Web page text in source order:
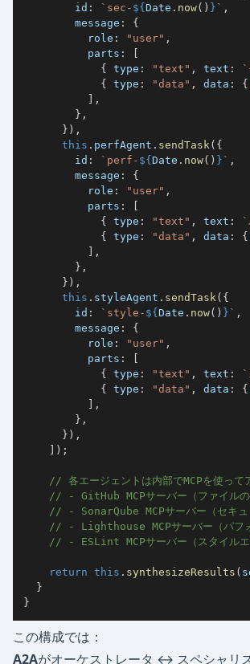
        id
: ` sec- ${Date . now( ) } ` ,
        message
:
{
          role
: "user" ,
          parts
:
[
{ type : "text" , text : `
{ type : "data" , data : {
] ,
} ,
} ) ,
this . perfAgent . sendTask ( {
        id
: ` perf- ${Date . now( ) } ` ,
        message
:
{
          role
: "user" ,
          parts
:
[
{ type : "text" , text : `
{ type : "data" , data : {
] ,
} ,
} ) ,
this . styleAgent . sendTask ( {
        id
: ` style- ${Date . now( ) } ` ,
        message
:
{
          role
: "user" ,
          parts
:
[
{ type : "text" , text : `
{ type : "data" , data : {
] ,
} ,
} ) ,
] ) ;
// 各エージェントは内部でMCPを使って
// - GitHub MCPサーバー（ファイルの
// - SonarQube MCPサーバー（セキュ
// - Lighthouse MCPサーバー（パフォ
// - ESLint MCPサーバー（スタイルエ
return this . synthesizeResults (
}
}
この構成では：
A2Aがオーケストレータ ↔ スペシャリ